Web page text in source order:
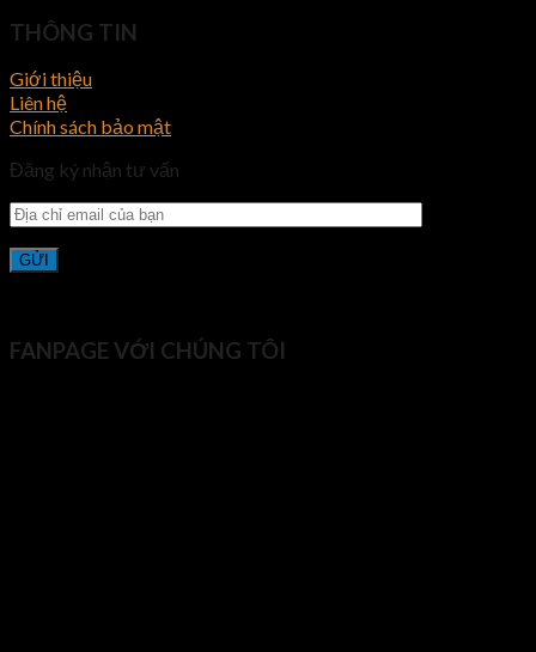
THÔNG TIN
Giới thiệu
Liên hệ
Chính sách bảo mật
Đăng ký nhận tư vấn
FANPAGE VỚI CHÚNG TÔI